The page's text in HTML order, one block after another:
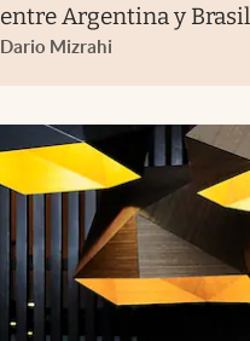
entre Argentina y Brasil
Dario Mizrahi